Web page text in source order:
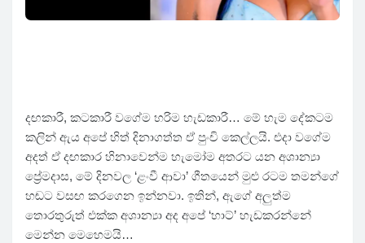
දඟකාරී, කටකාරී වගේම හරිම හැඩකාරී… මේ හැම දේකටම
කලින් ඇය අපේ හිත් දිනාගත්ත ඒ පුංචි කෙල්ලයි. එදා වගේම
අදත් ඒ දඟකාර හිනාවෙන්ම හැමෝම අතරට යන අශාන්‍යා
ප්‍රේමදාස, මේ දිනවල ‘ළංවී ආවා’ ගීතයෙන් මුළු රටම තමන්ගේ
හඬට වසඟ කරගෙන ඉන්නවා. ඉතින්, ඇගේ අලු‍ත්ම
තොරතුරුත් එක්ක අශාන්‍යා අද අපේ ‘හාට්’ හැඩකරන්නේ
මෙන්න මෙහෙමයි…